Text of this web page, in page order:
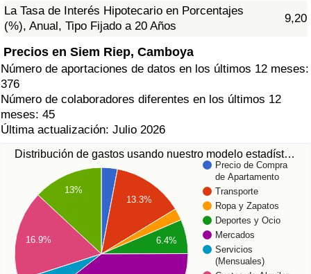
La Tasa de Interés Hipotecario en Porcentajes
(%), Anual, Tipo Fijado a 20 Años
9,20
Precios en Siem Riep, Camboya
Número de aportaciones de datos en los últimos 12 meses:
376
Número de colaboradores diferentes en los últimos 12
meses: 45
Última actualización: Julio 2026
Distribución de gastos usando nuestro modelo estadíst…
Precio de Compra
de Apartamento
Transporte
Ropa y Zapatos
Deportes y Ocio
Mercados
Servicios
(Mensuales)
13.3%
6.4%
13%
16.9%